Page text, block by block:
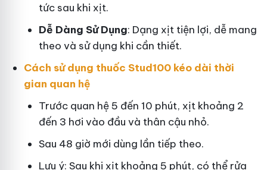
tức sau khi xịt.
Dễ Dàng Sử Dụng: Dạng xịt tiện lợi, dễ mang
theo và sử dụng khi cần thiết.
Cách sử dụng thuốc Stud100 kéo dài thời
gian quan hệ
Trước quan hệ 5 đến 10 phút, xịt khoảng 2
đến 3 hơi vào đầu và thân cậu nhỏ.
Sau 48 giờ mới dùng lần tiếp theo.
Lưu ý: Sau khi xịt khoảng 5 phút, có thể rửa